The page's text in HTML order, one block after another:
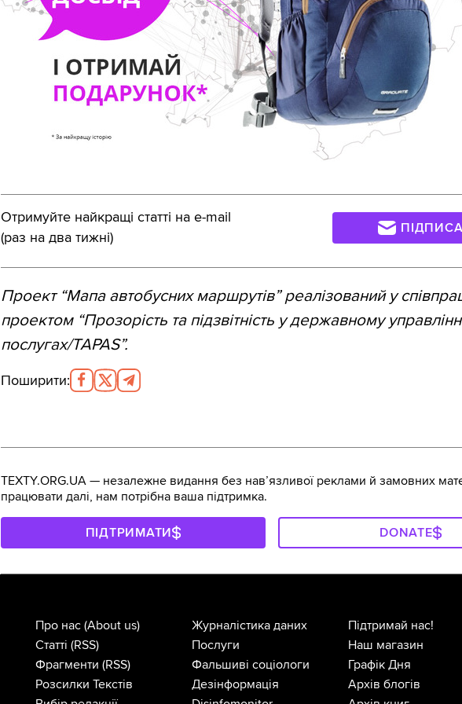
Отримуйте найкращі статті на e-mail
(раз на два тижні)
Проект “Мапа автобусних маршрутів” реалізований у
проектом “Прозорість та підзвітність у державному
послугах/TAPAS”.
Поширити:
TEXTY.ORG.UA — незалежне видання без навʼязливої реклами й замовних
працювати далі, нам потрібна ваша підтримка.
ПІДТРИМАТИ DONATE
Про нас (About us)
Статті (RSS)
Фрагменти (RSS)
Розсилки Текстів
Журналістика даних
Послуги
Фальшиві соціологи
Дезінформація
Підтримай нас!
Наш магазин
Графік Дня
Архів блогів